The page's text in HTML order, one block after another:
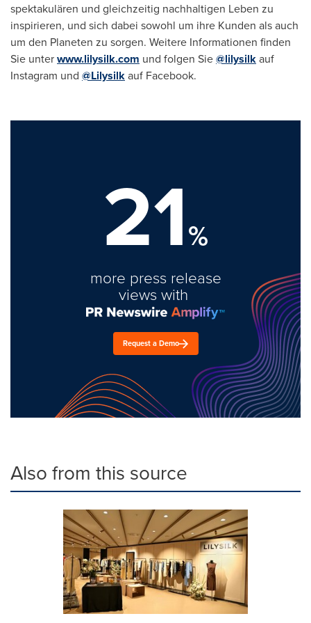
spektakulären und gleichzeitig nachhaltigen Leben zu
inspirieren, und sich dabei sowohl um ihre Kunden als auch
um den Planeten zu sorgen. Weitere Informationen finden
Sie unterwww.lilysilk.com und folgen Sie@lilysilkauf
Instagram und @Lilysilkauf Facebook.
21%
more press release
views with
Request a Demo
Also from this source